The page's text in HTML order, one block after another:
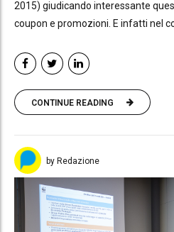
2015) giudicando interessante
coupon e promozioni. E infatti nel
CONTINUE READING
by Redazione